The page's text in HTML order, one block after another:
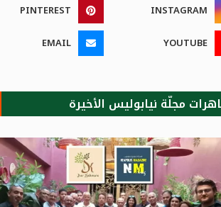
INSTAGRAM
PINTEREST
YOUTUBE
EMAIL
مجلّة نيابوليس الأخيرة